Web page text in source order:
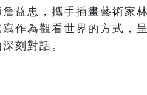
詹益忠，攜手插畫藝術家
寫作為觀看世界的方式，
刻對話。